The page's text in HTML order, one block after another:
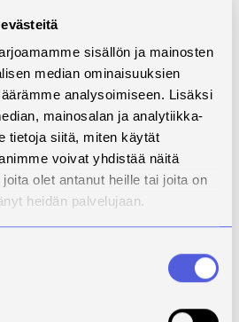
sisällön ja mainosten
median ominaisuuksien
analysoimiseen. Lisäksi
mainosalan ja analytiikka-
tietoja siitä, miten käytät
voivat yhdistää näitä
olet antanut heille tai joita on
heidän palvelujaan.
tutkimus- ja
Opiskelijalla on valmius
tehdä monipuolisesti
laadullista tutkimusta.
Laadullisen tutkimuksen
tarkoitus ja
tutkimusprosessi,
luotettavuus ja eettisyys